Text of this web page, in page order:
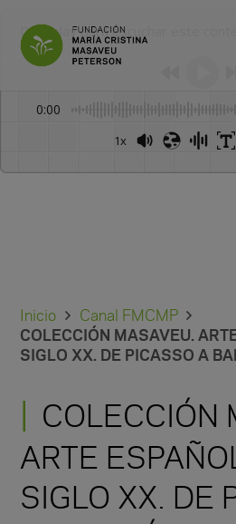
Dale play para escuchar este
0:00
1x
Inicio
Canal FMCMP
COLECCIÓN MASAVEU.
SIGLO XX. DE PICASSO A
COLECCIÓN
ARTE
SIGLO XX. DE